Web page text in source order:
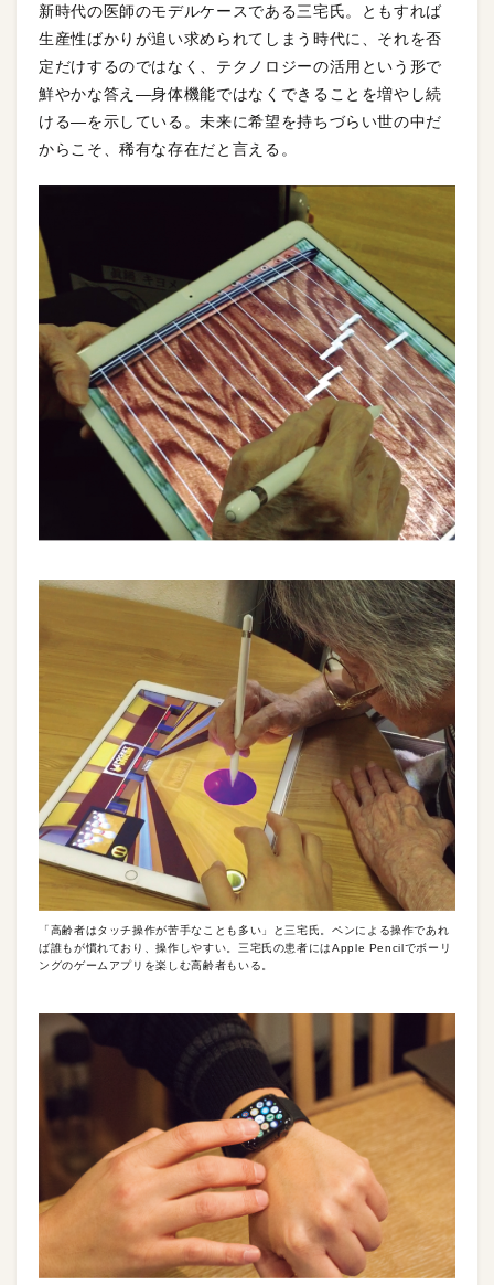
新時代の医師のモデルケースである三宅氏。ともすれば
生産性ばかりが追い求められてしまう時代に、それを否
定だけするのではなく、テクノロジーの活用という形で
鮮やかな答え—身体機能ではなくできることを増やし続
ける—を示している。未来に希望を持ちづらい世の中だ
からこそ、稀有な存在だと言える。
「高齢者はタッチ操作が苦手なことも多い」と三宅氏。ペンによる操作であれ
ば誰もが慣れており、操作しやすい。三宅氏の患者にはApple Pencilでボーリ
ングのゲームアプリを楽しむ高齢者もいる。